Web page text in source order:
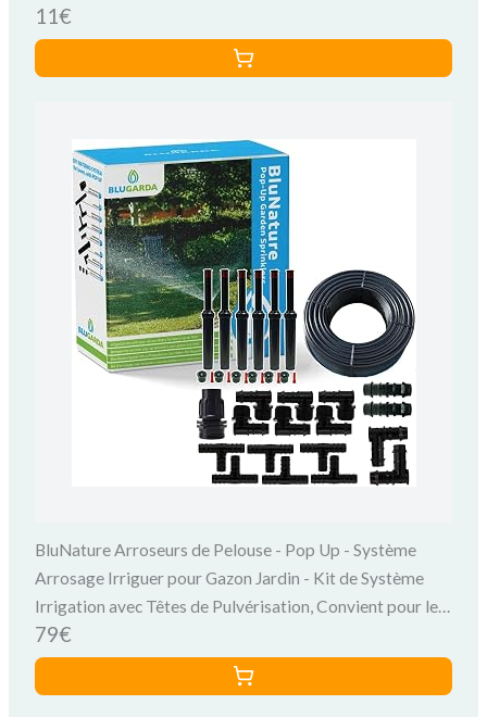
Douches des Animaux
11€
BluNature Arroseurs de Pelouse - Pop Up - Système
Arrosage Irriguer pour Gazon Jardin - Kit de Système
Irrigation avec Têtes de Pulvérisation, Convient pour les
Surfaces jusqu'à 70m2
79€